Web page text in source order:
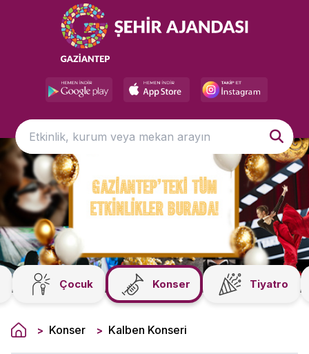
Çocuk Konser Tiyatro
> Konser > Kalben Konseri